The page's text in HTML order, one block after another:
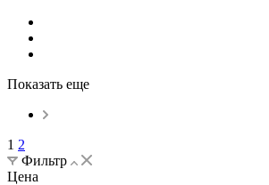
Показать еще
1 2
Фильтр
Цена